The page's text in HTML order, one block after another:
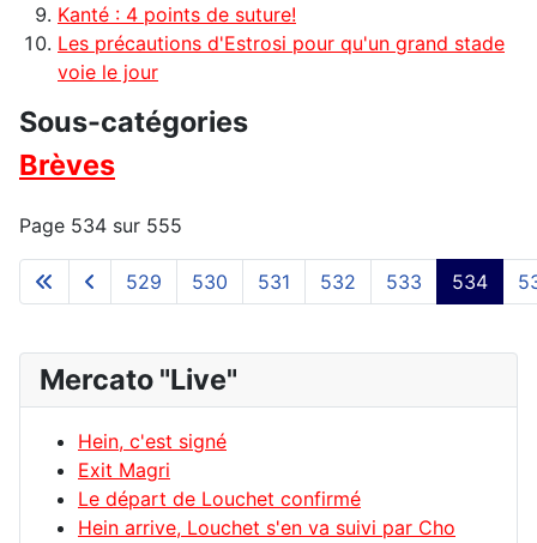
Kanté : 4 points de suture!
Les précautions d'Estrosi pour qu'un grand stade
voie le jour
Sous-catégories
Brèves
Page 534 sur 555
529 530 531 532 533 534
Mercato "Live"
Hein, c'est signé
Exit Magri
Le départ de Louchet confirmé
Hein arrive, Louchet s'en va suivi par Cho